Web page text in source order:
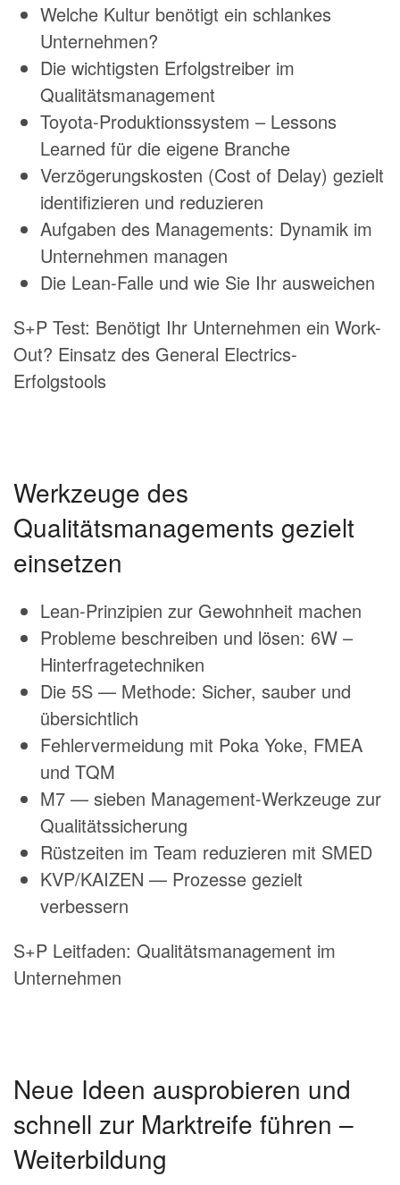
Welche Kultur benötigt ein schlankes
Unternehmen?
Die wichtigsten Erfolgstreiber im
Qualitätsmanagement
Toyota-Produktionssystem – Lessons
Learned für die eigene Branche
Verzögerungskosten (Cost of Delay) gezielt
identifizieren und reduzieren
Aufgaben des Managements: Dynamik im
Unternehmen managen
Die Lean-Falle und wie Sie Ihr ausweichen
S+P Test: Benötigt Ihr Unternehmen ein Work-
Out? Einsatz des General Electrics-
Erfolgstools
Werkzeuge des
Qualitätsmanagements gezielt
einsetzen
Lean-Prinzipien zur Gewohnheit machen
Probleme beschreiben und lösen: 6W –
Hinterfragetechniken
Die 5S — Methode: Sicher, sauber und
übersichtlich
Fehlervermeidung mit Poka Yoke, FMEA
und TQM
M7 — sieben Management-Werkzeuge zur
Qualitätssicherung
Rüstzeiten im Team reduzieren mit SMED
KVP/KAIZEN — Prozesse gezielt
verbessern
S+P Leitfaden: Qualitätsmanagement im
Unternehmen
Neue Ideen ausprobieren und
schnell zur Marktreife führen –
Weiterbildung